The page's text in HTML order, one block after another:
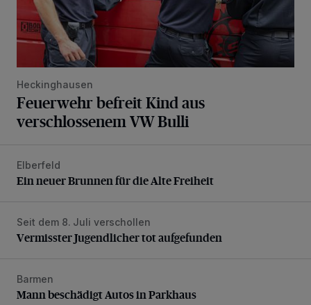
Heckinghausen
Feuerwehr befreit Kind aus
verschlossenem VW Bulli
Ein neuer Brunnen für die Alte Freiheit
Elberfeld
Ein neuer Brunnen für die Alte Freiheit
Vermisster Jugendlicher tot aufgefunden
Seit dem 8. Juli verschollen
Vermisster Jugendlicher tot aufgefunden
Mann beschädigt Autos in Parkhaus
Barmen
Mann beschädigt Autos in Parkhaus